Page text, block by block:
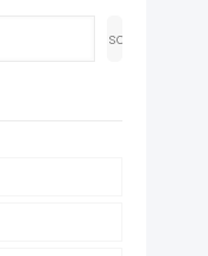
Buscar